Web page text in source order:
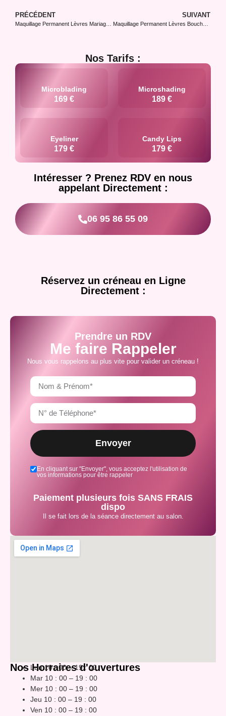
Prendre un RDV
Me faire Rappeler
Nous vous rappelons au plus vite pour valider un créneau !
En cliquant sur "Envoyer", vous acceptez l'utilisation de
vos informations pour être rappeler
Envoyer
Paiement plusieurs fois SANS FRAIS
dispo
Il se fait lors de la séance directement au salon.
Nos Horraires d'ouvertures
Lun 10 : 00 – 19 : 00
Mar 10 : 00 – 19 : 00
Mer 10 : 00 – 19 : 00
Jeu 10 : 00 – 19 : 00
Ven 10 : 00 – 19 : 00
PRÉCÉDENT SUIVANT
Maquillage Permanent Lèvres Bouche Asymétrique : Solutions
Nos Tarifs :
Microblading
169 €
Microshading
189 €
Eyeliner
179 €
Candy Lips
179 €
Intéresser ? Prenez RDV en nous
appelant Directement :
06 95 86 55 09
Réservez un créneau en Ligne
Directement :